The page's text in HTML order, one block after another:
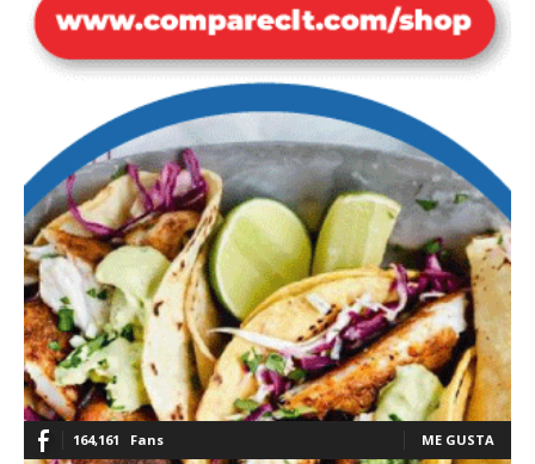
164,161 Fans ME GUSTA